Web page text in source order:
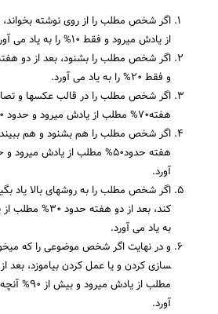
از یادش می­رود و فقط 10% را به یاد می­ آورد.
و فقط 20% را به یاد می­ آورد.
اگر شخص مطلب را در قالب عکسها و
هفته70% مطلب از یادش می­رود و حدود 30% را به یاد می­ آورد.
اگر شخص مطلب را هم بشنود و هم
آورد.
اگر شخص مطلب را به روشهای بالا یاد
به یاد می­ آورد.
آورد.